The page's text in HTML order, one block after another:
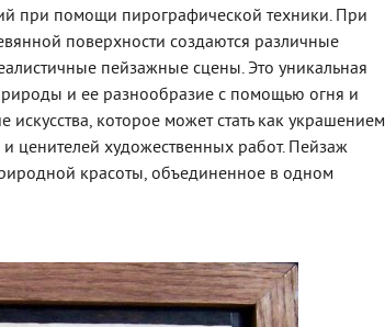
при помощи пирографической техники. При
поверхности создаются различные
пейзажные сцены. Это уникальная
и ее разнообразие с помощью огня и
искусства, которое может стать как украшением
ценителей художественных работ. Пейзаж
красоты, объединенное в одном